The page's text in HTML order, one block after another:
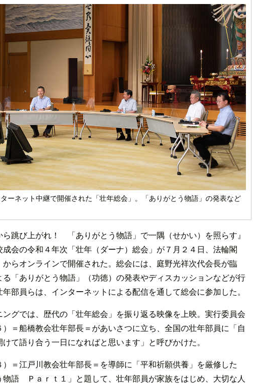
ーネット中継で開催された「壮年総会」。「ありがとう物語」の発表など
ら跳び上がれ！ 「ありがとう物語」で一隅（せかい）を照らす』
成会の令和４年次「壮年（ダーナ）総会」が７月２４日、法輪閣
からオンラインで開催された。総会には、庭野光祥次代会長が臨
「ありがとう物語」（功徳）の発表やディスカッションなどが行
部員らは、インターネットによる配信を通して総会に参加した。
ングでは、歴代の「壮年総会」を振り返る映像を上映。実行委員会
＝船橋教会壮年部長＝があいさつに立ち、全国の壮年部員に「自
て語り合う一日になればと思います」と呼びかけた。
）＝江戸川教会壮年部長＝を導師に「平和祈願供養」を厳修した
物語 Ｐａｒｔ１」と題して、壮年部員が家族をはじめ、大切な人